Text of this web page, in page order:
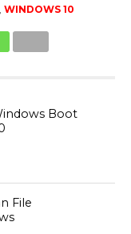
, WINDOWS 10
Boot
File